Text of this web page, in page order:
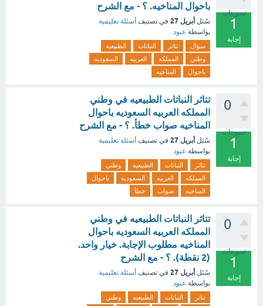
تصويتات
1
إجابة
باحوال المناخيه. ؟ - مع الشرح
سُئل أبريل 27 في تصنيف أسئلة تعليمية
بواسطة عبود
سؤال تتاثر النباتات
الطبيعيه
وطني
المملكه العربيه
السعوديه
باحوال
المناخيه
0
تصويتات
1
إجابة
تتاثر النباتات الطبيعيه في وطني
المملكه العربيه السعوديه باحوال
المناخيه صواب خطأ. ؟ - مع الشرح
سُئل أبريل 27 في تصنيف أسئلة تعليمية
بواسطة عبود
تتاثر النباتات الطبيعيه
وطني
المملكه
العربيه السعوديه
باحوال
المناخيه
صواب خطأ
0
تصويتات
1
إجابة
تتاثر النباتات الطبيعيه في وطني
المملكه العربيه السعوديه باحوال
المناخيه مطلوب الإجابة. خيار واحد.
(2 نقطة). ؟ - مع الشرح
سُئل أبريل 27 في تصنيف أسئلة تعليمية
بواسطة عبود
تتاثر النباتات الطبيعيه
وطني